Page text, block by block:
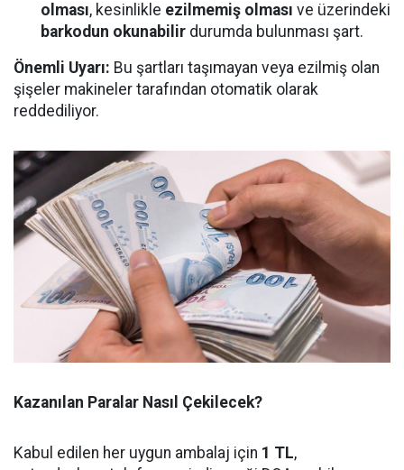
olması, kesinlikle ezilmemiş olması ve üzerindeki
barkodun okunabilir durumda bulunması şart.
Önemli Uyarı: Bu şartları taşımayan veya ezilmiş olan
şişeler makineler tarafından otomatik olarak
reddediliyor.
Kazanılan Paralar Nasıl Çekilecek?
Kabul edilen her uygun ambalaj için 1 TL,